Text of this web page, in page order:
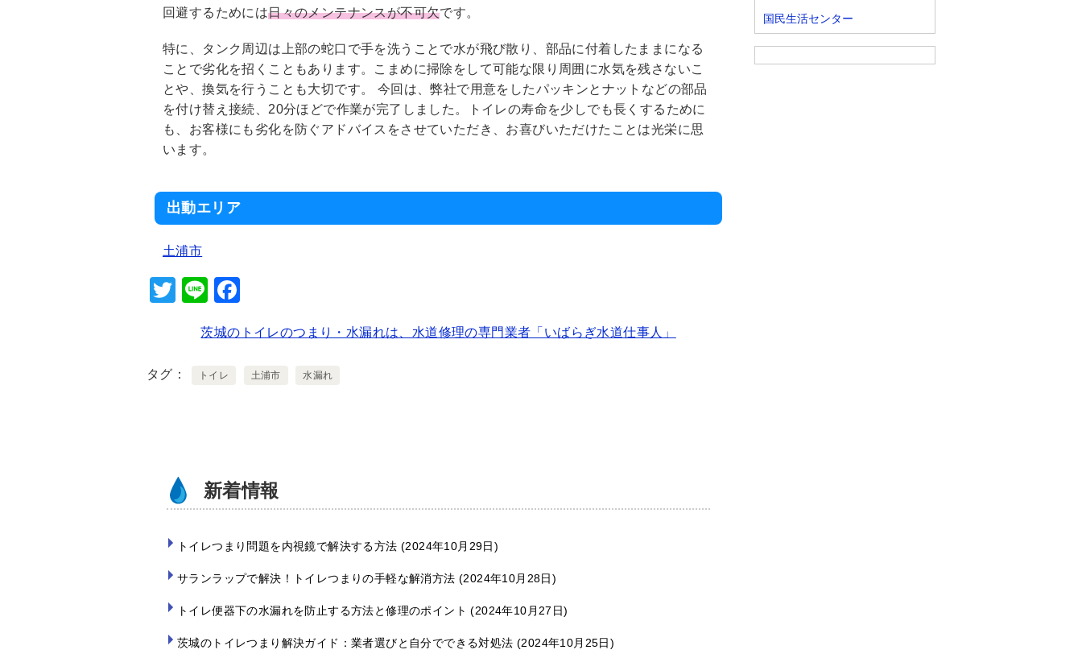
回避するためには日々のメンテナンスが不可欠です。
特に、タンク周辺は上部の蛇口で手を洗うことで水が飛び散り、部品に付着したままになる
ことで劣化を招くこともあります。こまめに掃除をして可能な限り周囲に水気を残さないこ
とや、換気を行うことも大切です。 今回は、弊社で用意をしたパッキンとナットなどの部品
を付け替え接続、20分ほどで作業が完了しました。トイレの寿命を少しでも長くするために
も、お客様にも劣化を防ぐアドバイスをさせていただき、お喜びいただけたことは光栄に思
います。
出動エリア
土浦市
T
er
Li
e c
e
茨城のトイレのつまり・水漏れは、水道修理の専門業者「いばらぎ水道仕事人」
タグ トイレ 土浦市 水漏れ
新着情報
トイレつまり問題を内視鏡で解決する方法 2024年10月29日
サランラップで解決！トイレつまりの手軽な解消方法 2024年10月28日
トイレ便器下の水漏れを防止する方法と修理のポイント 2024年10月27日
茨城のトイレつまり解決ガイド：業者選びと自分でできる対処法 2024年10月25日
国民生活センター